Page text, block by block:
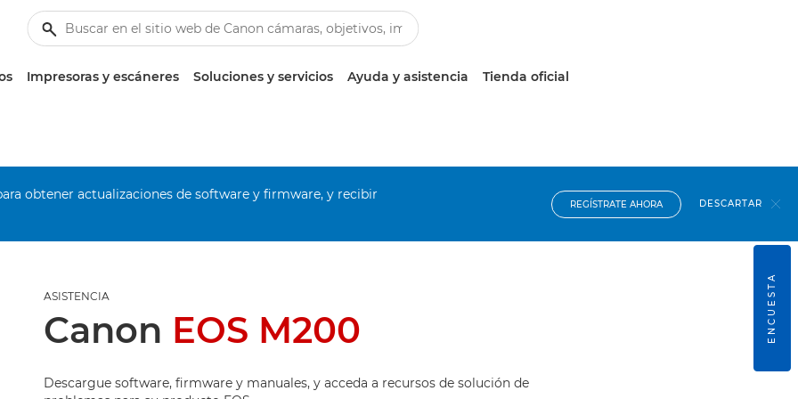
Impresoras y escáneres Soluciones y servicios Ayuda y asistencia Tienda oficial
obtener actualizaciones de software y firmware, y recibir
REGÍSTRATE AHORA DESCARTAR
ASISTENCIA
Canon EOS M200
Descargue software, firmware y manuales, y acceda a recursos de solución de
ENCUESTA